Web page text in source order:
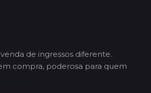
de ingressos diferente.
compra, poderosa para quem